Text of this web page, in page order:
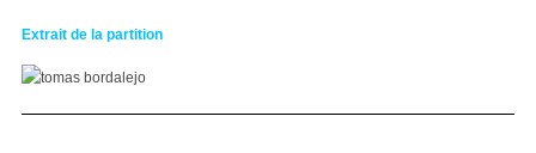
Extrait de la partition